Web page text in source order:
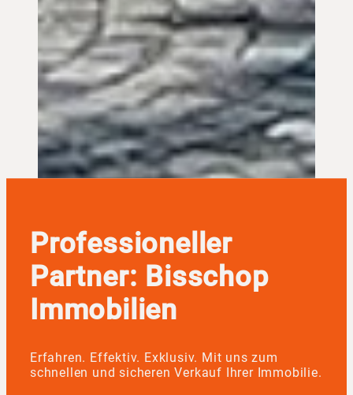
Professioneller
Partner: Bisschop
Immobilien
Erfahren. Effektiv. Exklusiv. Mit uns zum
schnellen und sicheren Verkauf Ihrer Immobilie.